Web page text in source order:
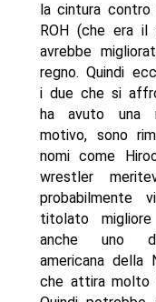
la cintura
ROH (che era il
avrebbe
regno. Quindi
i due che si
ha avuto una
motivo, sono
nomi come
wrestler
probabilmente
titolato
anche uno
americana
che attira molto